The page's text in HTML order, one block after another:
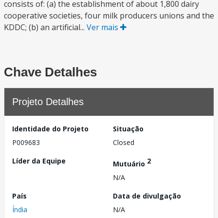
consists of: (a) the establishment of about 1,800 dairy
cooperative societies, four milk producers unions and the
KDDC; (b) an artificial... Ver mais
Chave Detalhes
Projeto Detalhes
Identidade do Projeto
P009683
Situação
Closed
Líder da Equipe
Mutuário 2
N/A
País
Índia
Data de divulgação
N/A